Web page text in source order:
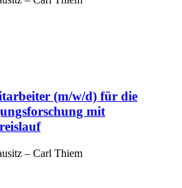
(m/w/d) für die
mit
– Carl Thiem